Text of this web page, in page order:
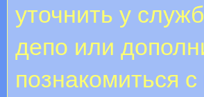
уточнить у
депо или
познакомиться